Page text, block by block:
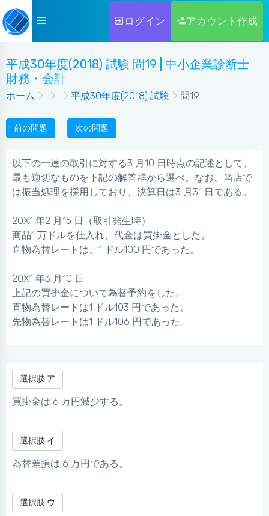
ログイン アカウント作成
平成30年度(2018) 試験 問19 | 中小企業診断士
財務・会計
ホーム . . 平成30年度(2018) 試験 問19
前の問題 次の問題
以下の一連の取引に対する3 月10 日時点の記述として、
最も適切なものを下記の解答群から選べ。なお、当店で
は振当処理を採用しており、決算日は3 月31 日である。
20X1 年2 月15 日（取引発生時）
商品1 万ドルを仕入れ、代金は買掛金とした。
直物為替レートは、1 ドル100 円であった。
20X1 年3 月10 日
上記の買掛金について為替予約をした。
直物為替レートは1 ドル103 円であった。
先物為替レートは1 ドル106 円であった。
選択肢 ア
買掛金は 6 万円減少する。
選択肢 イ
為替差損は 6 万円である。
選択肢 ウ